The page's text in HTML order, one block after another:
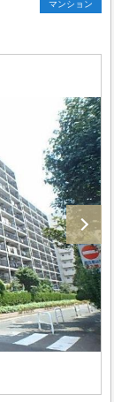
マンション